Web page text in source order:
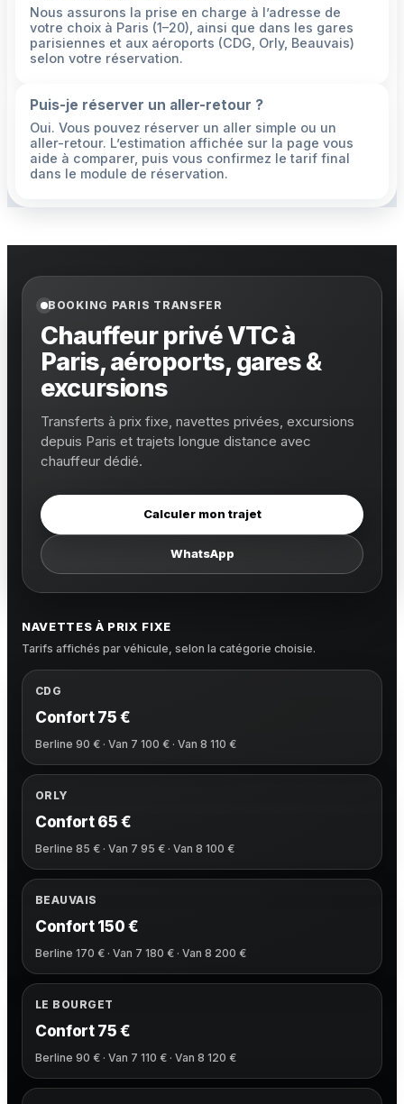
Nous assurons la prise en charge à l’adresse de
votre choix à Paris (1–20), ainsi que dans les gares
parisiennes et aux aéroports (CDG, Orly, Beauvais)
selon votre réservation.
Puis-je réserver un aller-retour ?
Oui. Vous pouvez réserver un aller simple ou un
aller-retour. L’estimation affichée sur la page vous
aide à comparer, puis vous confirmez le tarif final
dans le module de réservation.
BOOKING PARIS TRANSFER
Chauffeur privé VTC à
Paris, aéroports, gares &
excursions
Transferts à prix fixe, navettes privées, excursions
depuis Paris et trajets longue distance avec
chauffeur dédié.
Calculer mon trajet
WhatsApp
NAVETTES À PRIX FIXE
Tarifs affichés par véhicule, selon la catégorie choisie.
CDG
Confort 75 €
Berline 90 € · Van 7 100 € · Van 8 110 €
ORLY
Confort 65 €
Berline 85 € · Van 7 95 € · Van 8 100 €
BEAUVAIS
Confort 150 €
Berline 170 € · Van 7 180 € · Van 8 200 €
LE BOURGET
Confort 75 €
Berline 90 € · Van 7 110 € · Van 8 120 €